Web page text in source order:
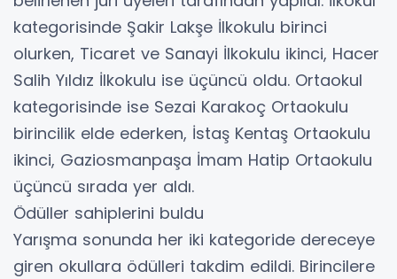
kategorisinde Şakir Lakşe İlkokulu birinci
olurken, Ticaret ve Sanayi İlkokulu ikinci, Hacer
Salih Yıldız İlkokulu ise üçüncü oldu. Ortaokul
kategorisinde ise Sezai Karakoç Ortaokulu
birincilik elde ederken, İstaş Kentaş Ortaokulu
ikinci, Gaziosmanpaşa İmam Hatip Ortaokulu
üçüncü sırada yer aldı.
Ödüller sahiplerini buldu
Yarışma sonunda her iki kategoride dereceye
giren okullara ödülleri takdim edildi. Birincilere